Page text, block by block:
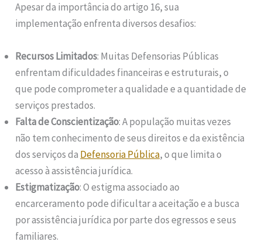
Apesar da importância do artigo 16, sua
implementação enfrenta diversos desafios:
Recursos Limitados: Muitas Defensorias Públicas
enfrentam dificuldades financeiras e estruturais, o
que pode comprometer a qualidade e a quantidade de
serviços prestados.
Falta de Conscientização: A população muitas vezes
não tem conhecimento de seus direitos e da existência
dos serviços da Defensoria Pública, o que limita o
acesso à assistência jurídica.
Estigmatização: O estigma associado ao
encarceramento pode dificultar a aceitação e a busca
por assistência jurídica por parte dos egressos e seus
familiares.